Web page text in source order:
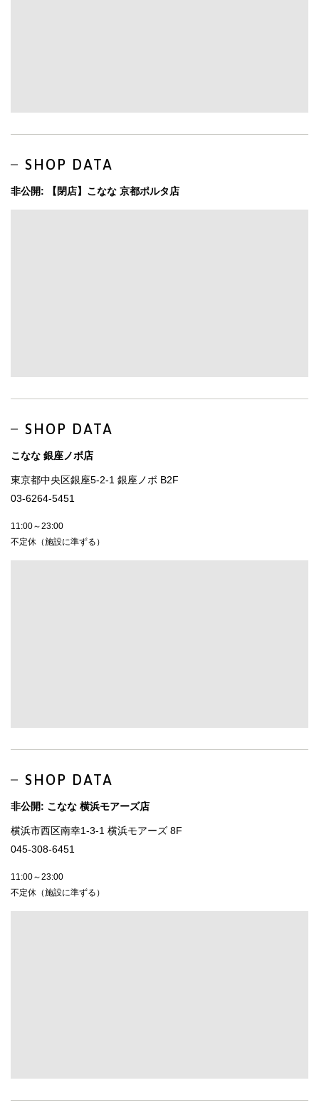
SHOP DATA
非公開: 【閉店】こなな 京都ポルタ店
SHOP DATA
こなな 銀座ノボ店
東京都中央区銀座5-2-1 銀座ノボ B2F
03-6264-5451
11:00～23:00
不定休（施設に準ずる）
SHOP DATA
非公開: こなな 横浜モアーズ店
横浜市西区南幸1-3-1 横浜モアーズ 8F
045-308-6451
11:00～23:00
不定休（施設に準ずる）